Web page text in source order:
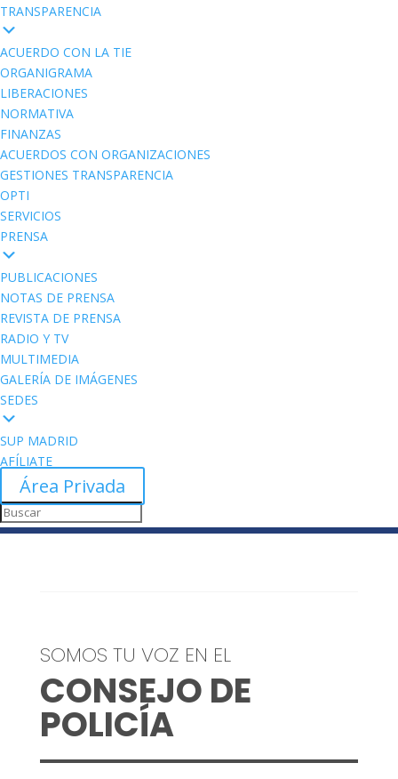
TRANSPARENCIA
ACUERDO CON LA TIE
ORGANIGRAMA
LIBERACIONES
NORMATIVA
FINANZAS
ACUERDOS CON ORGANIZACIONES
GESTIONES TRANSPARENCIA
OPTI
SERVICIOS
PRENSA
PUBLICACIONES
NOTAS DE PRENSA
REVISTA DE PRENSA
RADIO Y TV
MULTIMEDIA
GALERÍA DE IMÁGENES
SEDES
SUP MADRID
AFÍLIATE
Área Privada
SOMOS TU VOZ EN EL
CONSEJO DE
POLICÍA